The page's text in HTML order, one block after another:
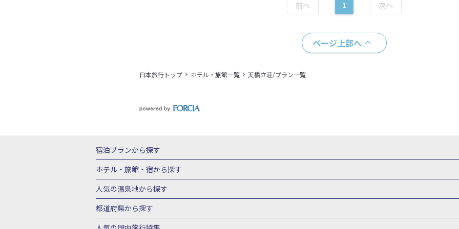
1
ページ上部へ
日本旅行トップ ホテル・旅館一覧 天橋立荘/プラン一覧
宿泊プランから探す
北海道
東北 青森県
栃木県
群馬県 北陸 富山県 石川県 福井県 甲信越 山梨県 新潟県 長野県 東海 静岡県
三重県
近畿 滋賀県 京都府 大阪府 兵庫県 奈良県 和歌山県 四国 徳島県 高知県 香川県
岡山県
広島県
ホテル・旅館・宿から探す
北海道ホテル・旅館
山形県ホテル・旅館
福島県ホテル・旅館 東京都ホテル・旅館 神奈川県ホテル・旅館
埼玉県ホ
千葉県ホテル・旅館
茨城県ホテル・旅館 栃木県ホテル・旅館 群馬県ホテル・旅館
富山県ホテ
人気の温泉地から探す
北海道
湯の川温泉(北海道)
川湯温泉(北海道)
層雲峡温泉(北海道) 知床温泉(北海道) 東北 花巻温泉(岩手) 蔵王温泉(山形) かみ
都道府県から探す
北海道旅行・ツアー